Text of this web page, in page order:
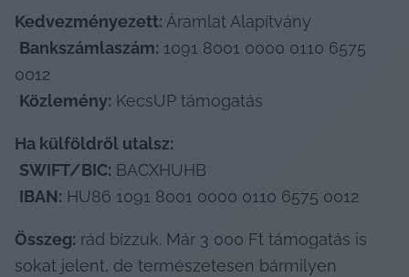
Kedvezményezett: Áramlat Alapítvány
Bankszámlaszám: 1091 8001 0000 0110 6575
0012
Közlemény: KecsUP támogatás
Ha külföldről utalsz:
SWIFT/BIC: BACXHUHB
IBAN: HU86 1091 8001 0000 0110 6575 0012
Összeg: rád bízzuk. Már 3 000 Ft támogatás is
sokat jelent, de természetesen bármilyen